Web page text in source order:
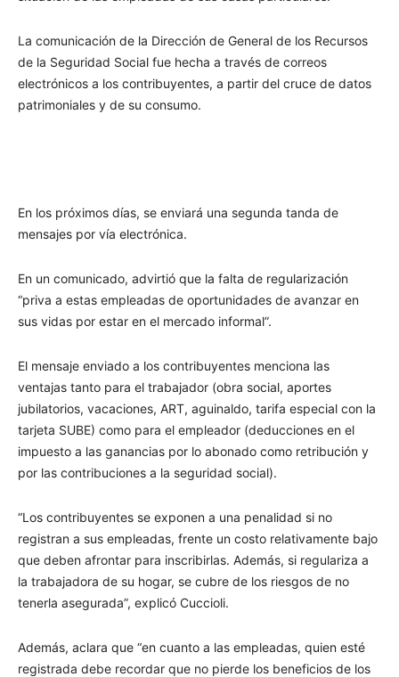
La comunicación de la Dirección de General de los Recursos
de la Seguridad Social fue hecha a través de correos
electrónicos a los contribuyentes, a partir del cruce de datos
patrimoniales y de su consumo.
En los próximos días, se enviará una segunda tanda de
mensajes por vía electrónica.
En un comunicado, advirtió que la falta de regularización
“priva a estas empleadas de oportunidades de avanzar en
sus vidas por estar en el mercado informal”.
El mensaje enviado a los contribuyentes menciona las
ventajas tanto para el trabajador (obra social, aportes
jubilatorios, vacaciones, ART, aguinaldo, tarifa especial con la
tarjeta SUBE) como para el empleador (deducciones en el
impuesto a las ganancias por lo abonado como retribución y
por las contribuciones a la seguridad social).
“Los contribuyentes se exponen a una penalidad si no
registran a sus empleadas, frente un costo relativamente bajo
que deben afrontar para inscribirlas. Además, si regulariza a
la trabajadora de su hogar, se cubre de los riesgos de no
tenerla asegurada”, explicó Cuccioli.
Además, aclara que “en cuanto a las empleadas, quien esté
registrada debe recordar que no pierde los beneficios de los